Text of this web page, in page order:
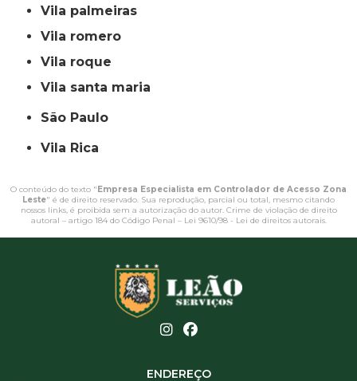
vila palmeiras
vila romero
vila roque
vila santa maria
São Paulo
Vila Rica
O conteúdo do texto "Empresa Especialista em Controlador de Acesso Zona
Leste" é de direito reservado. Sua reprodução, parcial ou total, mesmo citando
nossos links, é proibida sem a autorização do autor. Crime de violação de direito
autoral – artigo 184 do Código Penal – Lei 9610/98 - Lei de direitos autorais.
ENDEREÇO